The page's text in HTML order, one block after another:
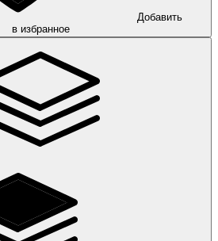
Добавить
в избранное